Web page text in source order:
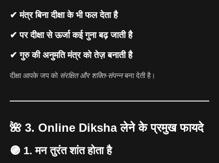
✔ मंत्र बिना दीक्षा के भी फल देता है
✔ पर दीक्षा से ऊर्जा कई गुना बढ़ जाती है
✔ गुरु की अनुमति मंत्र को तेज़ बनाती है
दीक्षा आपके जप को संरक्षित और शक्ति-संपन्नबना देती है।
🌺 3. Online Diksha लेने के प्रमुख फायदे
🟣 1. मन तुरंत शांत होता है